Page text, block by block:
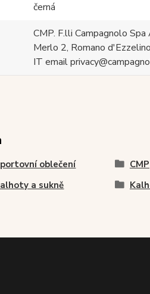
černá
CMP. F.lli Campagnolo Spa
Merlo 2, Romano
IT email
oblečení CMP
a sukně